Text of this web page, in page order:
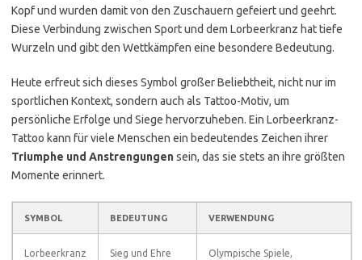
Kopf und wurden damit von den Zuschauern gefeiert und geehrt.
Diese Verbindung zwischen Sport und dem Lorbeerkranz hat tiefe
Wurzeln und gibt den Wettkämpfen eine besondere Bedeutung.
Heute erfreut sich dieses Symbol großer Beliebtheit, nicht nur im
sportlichen Kontext, sondern auch als Tattoo-Motiv, um
persönliche Erfolge und Siege hervorzuheben. Ein Lorbeerkranz-
Tattoo kann für viele Menschen ein bedeutendes Zeichen ihrer
Triumphe und Anstrengungensein, das sie stets an ihre größten
Momente erinnert.
SYMBOL BEDEUTUNG VERWENDUNG
Lorbeerkranz Sieg und Ehre
Olympische Spiele,